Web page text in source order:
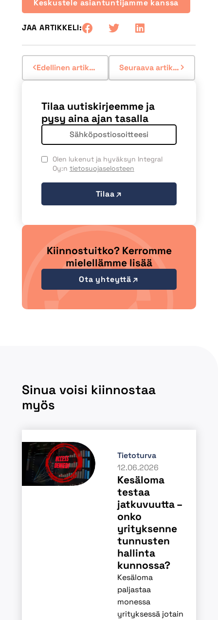
Keskustele asiantuntijamme kanssa
JAA ARTIKKELI:
Edellinen artikkeli Seuraava artikkeli
Tilaa uutiskirjeemme ja
pysy aina ajan tasalla
Olen lukenut ja hyväksyn Integral
Oy:n tietosuojaselosteen
Tilaa
Kiinnostuitko? Kerromme
mielellämme lisää
Ota yhteyttä
Sinua voisi kiinnostaa
myös
Tietoturva
12.06.2026
Kesäloma
testaa
jatkuvuutta –
onko
yrityksenne
tunnusten
hallinta
kunnossa?
Kesäloma
paljastaa
monessa
yrityksessä jotain